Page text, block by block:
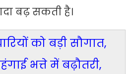
बढ़ सकती है।
को बड़ी सौगात,
भत्ते में बढ़ौतरी,